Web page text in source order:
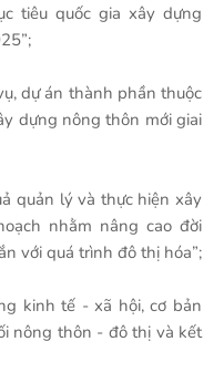
tiêu quốc gia xây dựng
dự án thành phần thuộc
dựng nông thôn mới giai
quản lý và thực hiện xây
nhằm nâng cao đời
với quá trình đô thị hóa”;
kinh tế - xã hội, cơ bản
nông thôn - đô thị và kết